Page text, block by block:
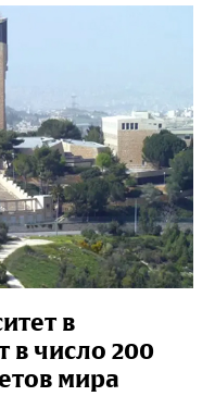
в
в число 200
мира